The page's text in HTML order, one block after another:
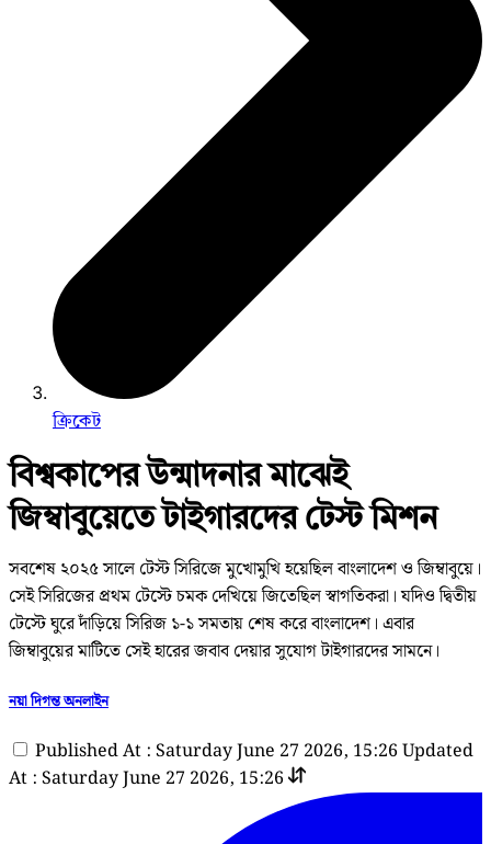
ক্রিকেট
বিশ্বকাপের উন্মাদনার মাঝেই
জিম্বাবুয়েতে টাইগারদের টেস্ট মিশন
সবশেষ ২০২৫ সালে টেস্ট সিরিজে মুখোমুখি হয়েছিল বাংলাদেশ ও জিম্বাবুয়ে।
সেই সিরিজের প্রথম টেস্টে চমক দেখিয়ে জিতেছিল স্বাগতিকরা। যদিও দ্বিতীয়
টেস্টে ঘুরে দাঁড়িয়ে সিরিজ ১-১ সমতায় শেষ করে বাংলাদেশ। এবার
জিম্বাবুয়ের মাটিতে সেই হারের জবাব দেয়ার সুযোগ টাইগারদের সামনে।
নয়া দিগন্ত অনলাইন
Published At : Saturday June 27 2026, 15:26 Updated
At : Saturday June 27 2026, 15:26